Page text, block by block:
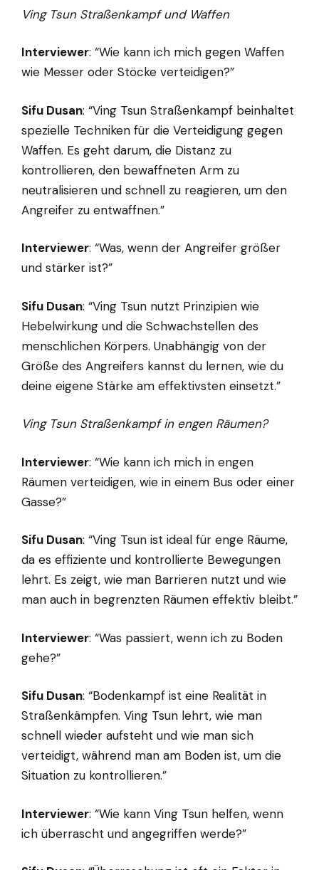
Ving Tsun Straßenkampf und Waffen
Interviewer: “Wie kann ich mich gegen Waffen
wie Messer oder Stöcke verteidigen?”
Sifu Dusan: “Ving Tsun Straßenkampf beinhaltet
spezielle Techniken für die Verteidigung gegen
Waffen. Es geht darum, die Distanz zu
kontrollieren, den bewaffneten Arm zu
neutralisieren und schnell zu reagieren, um den
Angreifer zu entwaffnen.”
Interviewer: “Was, wenn der Angreifer größer
und stärker ist?”
Sifu Dusan: “Ving Tsun nutzt Prinzipien wie
Hebelwirkung und die Schwachstellen des
menschlichen Körpers. Unabhängig von der
Größe des Angreifers kannst du lernen, wie du
deine eigene Stärke am effektivsten einsetzt.”
Ving Tsun Straßenkampf in engen Räumen?
Interviewer: “Wie kann ich mich in engen
Räumen verteidigen, wie in einem Bus oder einer
Gasse?”
Sifu Dusan: “Ving Tsun ist ideal für enge Räume,
da es effiziente und kontrollierte Bewegungen
lehrt. Es zeigt, wie man Barrieren nutzt und wie
man auch in begrenzten Räumen effektiv bleibt.”
Interviewer: “Was passiert, wenn ich zu Boden
gehe?”
Sifu Dusan: “Bodenkampf ist eine Realität in
Straßenkämpfen. Ving Tsun lehrt, wie man
schnell wieder aufsteht und wie man sich
verteidigt, während man am Boden ist, um die
Situation zu kontrollieren.”
Interviewer: “Wie kann Ving Tsun helfen, wenn
ich überrascht und angegriffen werde?”